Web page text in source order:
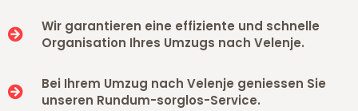
Wir garantieren eine effiziente und schnelle
Organisation Ihres Umzugs nach Velenje.
Bei Ihrem Umzug nach Velenje geniessen Sie
unseren Rundum-sorglos-Service.